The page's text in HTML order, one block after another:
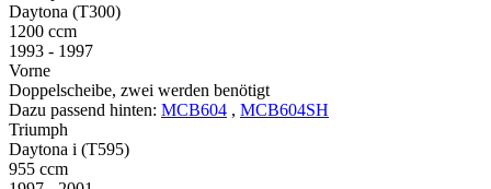
Daytona (T300)
1200 ccm
1993 - 1997
Vorne
Doppelscheibe, zwei werden benötigt
Dazu passend hinten: MCB604 , MCB604SH
Triumph
Daytona i (T595)
955 ccm